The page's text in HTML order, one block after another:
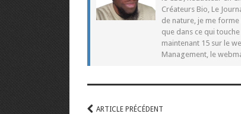
Créateurs Bio, Le
de nature, je me
que dans ce qui
maintenant 15 sur le
Management, le
ARTICLE PRÉCÉDENT